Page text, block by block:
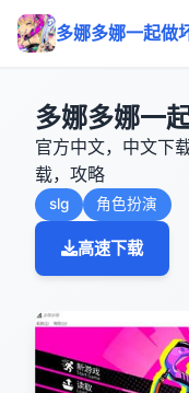
多娜多娜一起做
多娜多娜一
官方中文，中文下
载，攻略
slg 角色扮演
高速下载